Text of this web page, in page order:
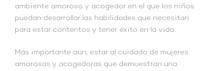
ambiente amoroso y acogedor en el que los niños
puedan desarrollar las habilidades que necesitan
para estar contentos y tener éxito en la vida.
Más importante aún, estar al cuidado de mujeres
amorosas y acogedoras que demuestran una